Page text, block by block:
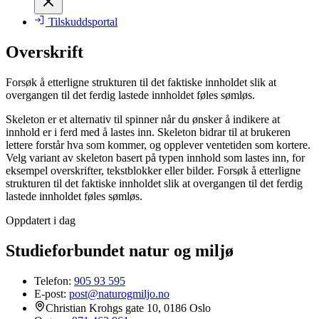
Tilskuddsportal
Overskrift
Forsøk å etterligne strukturen til det faktiske innholdet slik at
overgangen til det ferdig lastede innholdet føles sømløs.
Skeleton er et alternativ til spinner når du ønsker å indikere at
innhold er i ferd med å lastes inn. Skeleton bidrar til at brukeren
lettere forstår hva som kommer, og opplever ventetiden som kortere.
Velg variant av skeleton basert på typen innhold som lastes inn, for
eksempel overskrifter, tekstblokker eller bilder. Forsøk å etterligne
strukturen til det faktiske innholdet slik at overgangen til det ferdig
lastede innholdet føles sømløs.
Oppdatert i dag
Studieforbundet natur og miljø
Telefon: 905 93 595
E-post: post@naturogmiljo.no
Christian Krohgs gate 10, 0186 Oslo